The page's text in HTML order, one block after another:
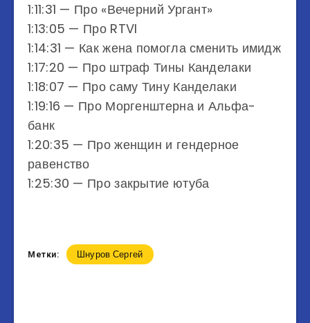
1:11:31​ — Про «Вечерний Ургант»
1:13:05​ — Про RTVI
1:14:31​ — Как жена помогла сменить имидж
1:17:20​ — Про штраф Тины Канделаки
1:18:07​ — Про саму Тину Канделаки
1:19:16​ — Про Моргенштерна и Альфа-
банк
1:20:35​ — Про женщин и гендерное
равенство
1:25:30​ — Про закрытие ютуба
Метки: Шнуров Сергей